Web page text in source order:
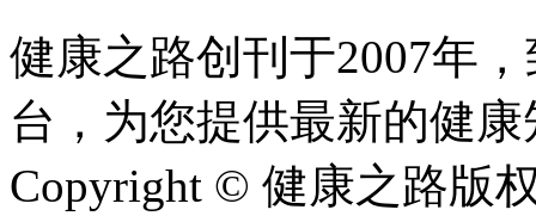
健康之路创刊于2007年
台，为您提供最新的健康
Copyright © 健康之路版